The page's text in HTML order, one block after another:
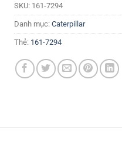
SKU: 161-7294
Danh mục:Caterpillar
Thẻ: 161-7294